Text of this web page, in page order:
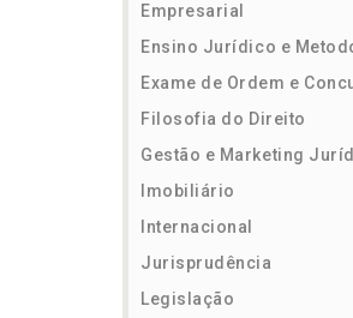
Empresarial
Ensino Jurídico e
Exame de Ordem e
Filosofia do Direito
Gestão e Marketing
Imobiliário
Internacional
Jurisprudência
Legislação
TambémTambém